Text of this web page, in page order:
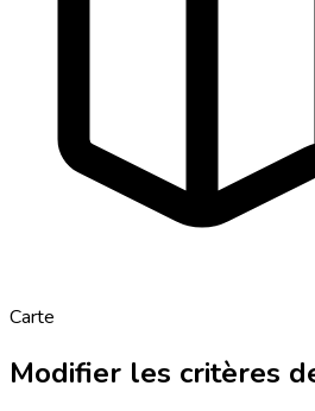
Carte
Modifier les critères